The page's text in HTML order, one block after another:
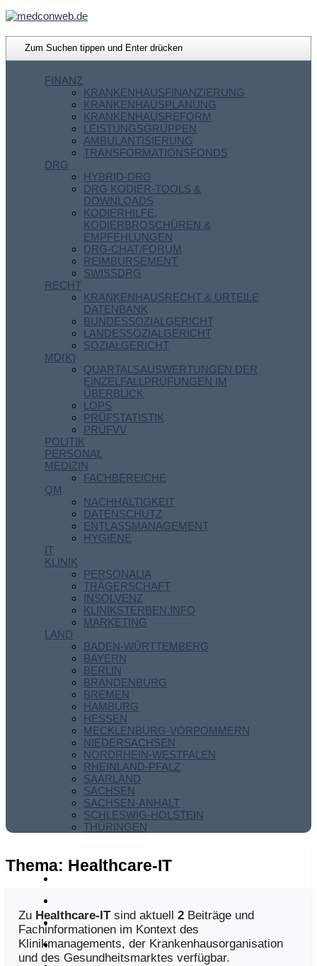
FINANZ
KRANKENHAUSFINANZIERUNG
KRANKENHAUSPLANUNG
KRANKENHAUSREFORM
LEISTUNGSGRUPPEN
AMBULANTISIERUNG
TRANSFORMATIONSFONDS
DRG
HYBRID-DRG
DRG KODIER-TOOLS &
DOWNLOADS
KODIERHILFE,
KODIERBROSCHÜREN &
EMPFEHLUNGEN
DRG-CHAT/FORUM
REIMBURSEMENT
SWISSDRG
RECHT
KRANKENHAUSRECHT & URTEILE
DATENBANK
BUNDESSOZIALGERICHT
LANDESSOZIALGERICHT
SOZIALGERICHT
MD(K)
QUARTALSAUSWERTUNGEN DER
EINZELFALLPRÜFUNGEN IM
ÜBERBLICK
LOPS
PRÜFSTATISTIK
PRÜFVV
POLITIK
PERSONAL
MEDIZIN
FACHBEREICHE
QM
NACHHALTIGKEIT
DATENSCHUTZ
ENTLASSMANAGEMENT
HYGIENE
IT
KLINIK
PERSONALIA
TRÄGERSCHAFT
INSOLVENZ
KLINIKSTERBEN.INFO
MARKETING
LAND
BADEN-WÜRTTEMBERG
BAYERN
BERLIN
BRANDENBURG
BREMEN
HAMBURG
HESSEN
MECKLENBURG-VORPOMMERN
NIEDERSACHSEN
NORDRHEIN-WESTFALEN
RHEINLAND-PFALZ
SAARLAND
SACHSEN
SACHSEN-ANHALT
SCHLESWIG-HOLSTEIN
THÜRINGEN
Thema: Healthcare-IT
Zu Healthcare-ITsind aktuell 2 Beiträge und
Fachinformationen im Kontext des
Klinikmanagements, der Krankenhausorganisation
und des Gesundheitsmarktes verfügbar.